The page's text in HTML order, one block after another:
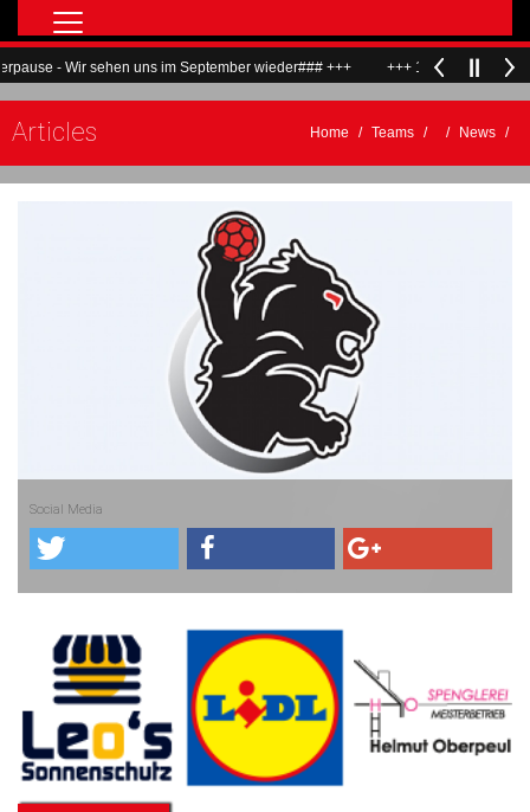
Home
Match Center Live
Verein
- Wir sehen uns im September wieder### +++ +++ 18.05.2026: ###Wir
Articles Home Teams News
Social Media